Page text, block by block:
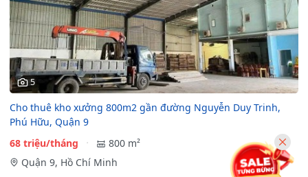
5
Cho thuê kho xưởng 800m2 gần đường Nguyễn Duy Trinh,
Phú Hữu, Quận 9
68 triệu/tháng
800 m²
Quận 9, Hồ Chí Minh